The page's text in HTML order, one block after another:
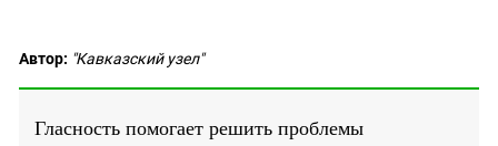
Автор: "Кавказский узел"
Гласность помогает решить проблемы